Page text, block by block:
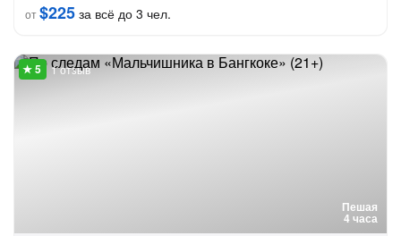
от$225 за всё до 3 чел.
Пешая
4 часа
1 отзыв